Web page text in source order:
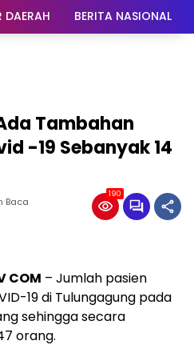
DAERAH BERITA NASIONAL
Tambahan
-19 Sebanyak 14
Baca
190
COM – Jumlah pasien
19 di Tulungagung pada
sehingga secara
orang.